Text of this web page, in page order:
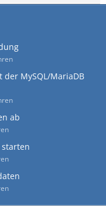
der MySQL/MariaDB
ab